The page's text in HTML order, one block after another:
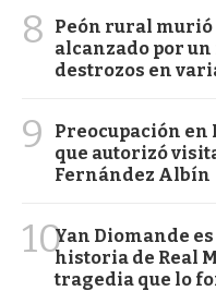
8
Peón rural murió
alcanzado por un
destrozos en
9
Preocupación
que autorizó
Fernández Albín
10Yan Diomande
historia de Real
tragedia que lo